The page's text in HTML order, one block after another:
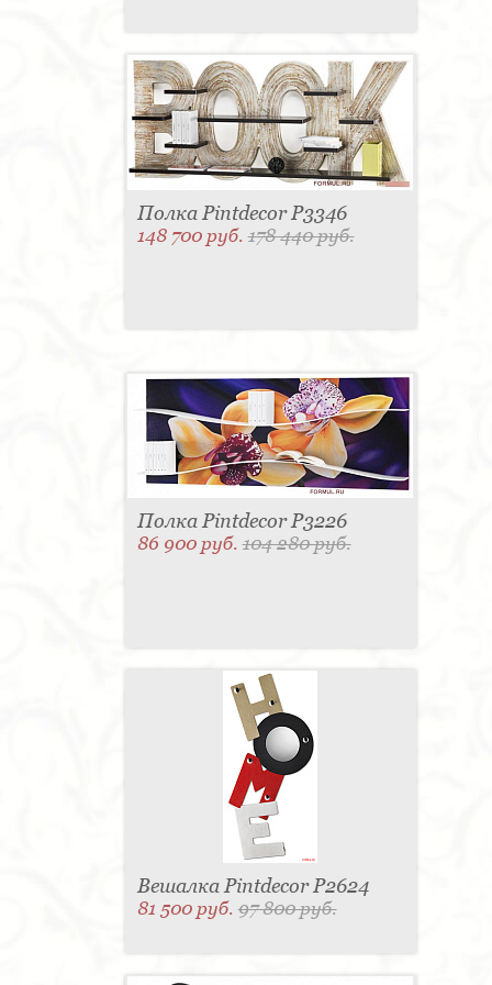
Полка Pintdecor P3346
148 700 руб.178 440 руб.
Полка Pintdecor P3226
86 900 руб.104 280 руб.
Вешалка Pintdecor P2624
81 500 руб.97 800 руб.